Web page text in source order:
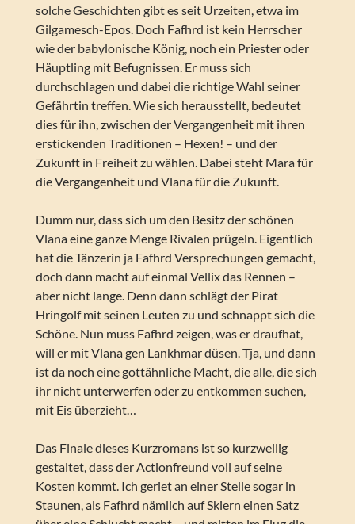
solche Geschichten gibt es seit Urzeiten, etwa im
Gilgamesch-Epos. Doch Fafhrd ist kein Herrscher
wie der babylonische König, noch ein Priester oder
Häuptling mit Befugnissen. Er muss sich
durchschlagen und dabei die richtige Wahl seiner
Gefährtin treffen. Wie sich herausstellt, bedeutet
dies für ihn, zwischen der Vergangenheit mit ihren
erstickenden Traditionen – Hexen! – und der
Zukunft in Freiheit zu wählen. Dabei steht Mara für
die Vergangenheit und Vlana für die Zukunft.
Dumm nur, dass sich um den Besitz der schönen
Vlana eine ganze Menge Rivalen prügeln. Eigentlich
hat die Tänzerin ja Fafhrd Versprechungen gemacht,
doch dann macht auf einmal Vellix das Rennen –
aber nicht lange. Denn dann schlägt der Pirat
Hringolf mit seinen Leuten zu und schnappt sich die
Schöne. Nun muss Fafhrd zeigen, was er draufhat,
will er mit Vlana gen Lankhmar düsen. Tja, und dann
ist da noch eine gottähnliche Macht, die alle, die sich
ihr nicht unterwerfen oder zu entkommen suchen,
mit Eis überzieht…
Das Finale dieses Kurzromans ist so kurzweilig
gestaltet, dass der Actionfreund voll auf seine
Kosten kommt. Ich geriet an einer Stelle sogar in
Staunen, als Fafhrd nämlich auf Skiern einen Satz